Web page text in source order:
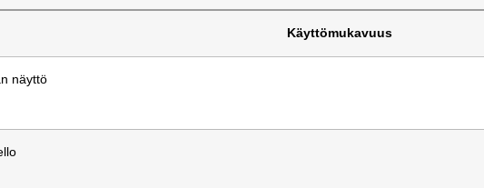
Käyttömukavuus
näyttö